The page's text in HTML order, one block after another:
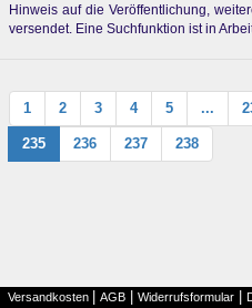
Hinweis auf die Veröffentlichung,
versendet. Eine Suchfunktion ist in
1 2 3 4 5 ...
235 236 237 238
Versandkosten AGB Widerrufsformular